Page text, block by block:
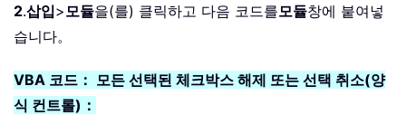
2.삽입>모듈을(를) 클릭하고 다음 코드를모듈창에 붙여넣
습니다。
VBA 코드： 모든 선택된 체크박스 해제 또는 선택 취소(양
식 컨트롤)：